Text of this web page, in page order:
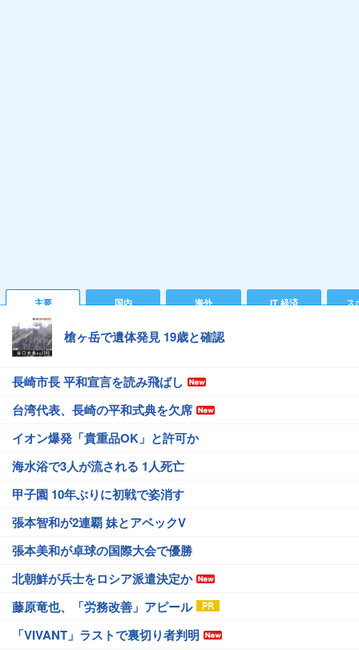
主要 国内 海外 IT 経済 ス
槍ヶ岳で遺体発見 19歳と確認
長崎市長 平和宣言を読み飛ばし
台湾代表、長崎の平和式典を欠席
イオン爆発「貴重品OK」と許可か
海水浴で3人が流される 1人死亡
甲子園 10年ぶりに初戦で姿消す
張本智和が2連覇 妹とアベックV
張本美和が卓球の国際大会で優勝
北朝鮮が兵士をロシア派遣決定か
藤原竜也、「労務改善」アピール
「VIVANT」ラストで裏切り者判明